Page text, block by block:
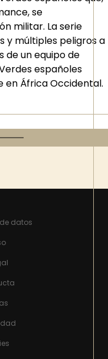
se
militar. La serie
y múltiples peligros a
de un equipo de
españoles
en África Occidental.
datos